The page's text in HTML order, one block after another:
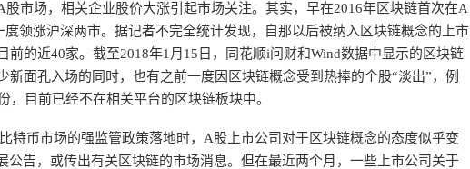
股市场，相关企业股价大涨引起市场关注。其实，早在2016年区块链首次在A
领涨沪深两市。据记者不完全统计发现，自那以后被纳入区块链概念的上市
前的近40家。截至2018年1月15日，同花顺i问财和Wind数据中显示的区块链
新面孔入场的同时，也有之前一度因区块链概念受到热捧的个股“淡出”，例
目前已经不在相关平台的区块链板块中。
特币市场的强监管政策落地时，A股上市公司对于区块链概念的态度似乎变
公告，或传出有关区块链的市场消息。但在最近两个月，一些上市公司关于